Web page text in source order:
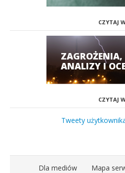
CZYTAJ
ZAGROŻENIA,
ANALIZY I
CZYTAJ
Tweety
Dla mediów Mapa